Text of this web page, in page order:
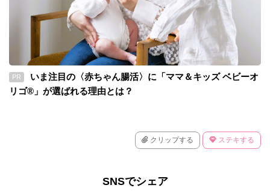
PR
いま注目の〈赤ちゃん腸活〉に「ママ＆キッズ ベビーオ
リゴ®」が選ばれる理由とは？
クリップする ステキする
SNSでシェア